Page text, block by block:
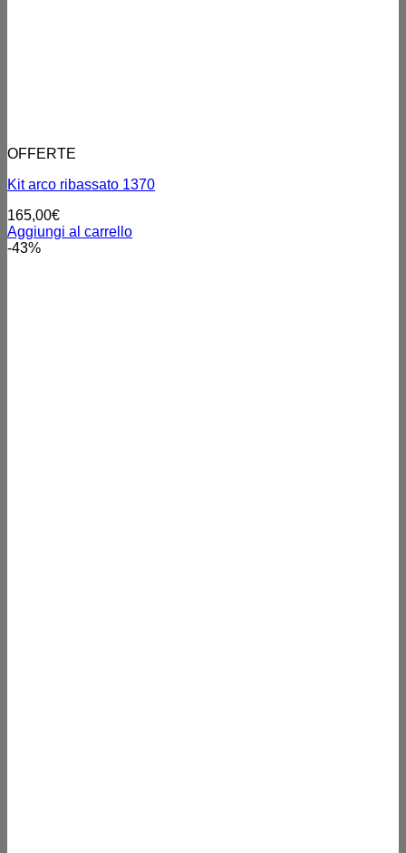
OFFERTE
Kit arco ribassato 1370
165,00€
Aggiungi al carrello
-43%